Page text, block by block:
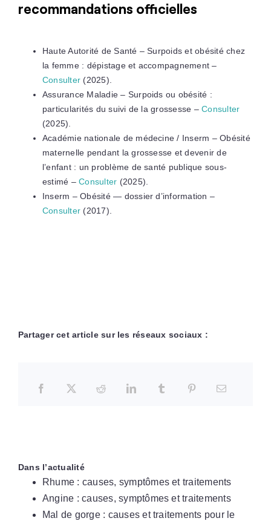
recommandations officielles
Haute Autorité de Santé – Surpoids et obésité chez
la femme : dépistage et accompagnement –
Consulter (2025).
Assurance Maladie – Surpoids ou obésité :
particularités du suivi de la grossesse –Consulter
(2025).
Académie nationale de médecine / Inserm – Obésité
maternelle pendant la grossesse et devenir de
l’enfant : un problème de santé publique sous-
estimé –Consulter (2025).
Inserm – Obésité — dossier d’information –
Consulter (2017).
Partager cet article sur les réseaux sociaux :
Dans l’actualité
Rhume : causes, symptômes et traitements
Angine : causes, symptômes et traitements
Mal de gorge : causes et traitements pour le